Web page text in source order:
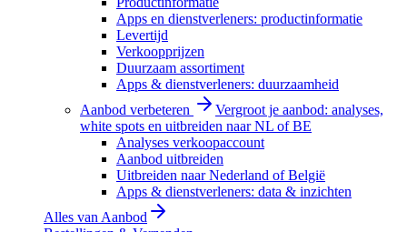
Apps en dienstverleners: productinformatie
Levertijd
Verkoopprijzen
Duurzaam assortiment
Apps & dienstverleners: duurzaamheid
Aanbod verbeteren
Vergroot je aanbod: analyses,
white spots en uitbreiden naar NL of BE
Analyses verkoopaccount
Aanbod uitbreiden
Uitbreiden naar Nederland of België
Apps & dienstverleners: data & inzichten
Alles van Aanbod